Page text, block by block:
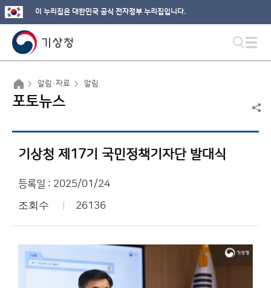
이 누리집은 대한민국 공식 전자정부 누리집입니다.
알림·자료 알림
포토뉴스
기상청 제17기 국민정책기자단 발대식
등록일 : 2025/01/24
조회수 26136